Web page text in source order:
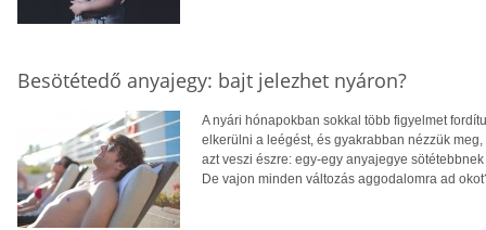
Besötétedő anyajegy: bajt jelezhet nyáron?
A nyári hónapokban sokkal több figyelmet
elkerülni a leégést, és gyakrabban nézzük
azt veszi észre: egy-egy anyajegye
De vajon minden változás aggodalomra ad